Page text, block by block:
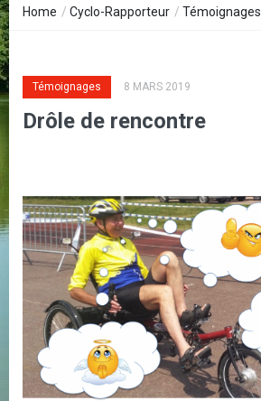
Home / Cyclo-Rapporteur / Témoignages
Témoignages 8 MARS 2019
Drôle de rencontre